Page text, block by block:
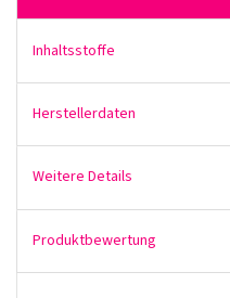
Inhaltsstoffe
Herstellerdaten
Weitere Details
Produktbewertung